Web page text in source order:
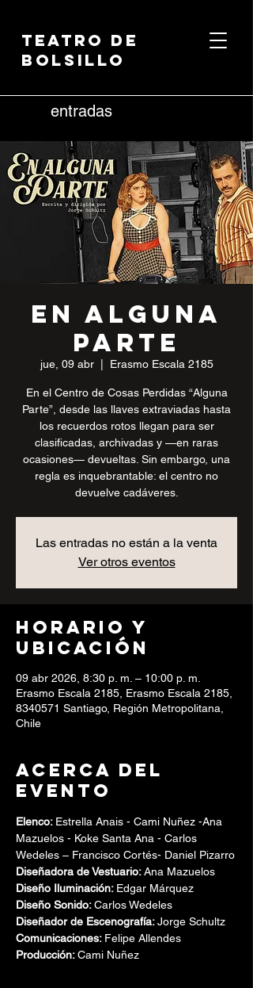
entradas
Teatro de
Bolsillo
En Alguna
Parte
jue, 09 abr
  |
Erasmo Escala 2185
En el Centro de Cosas Perdidas “Alguna
Parte”, desde las llaves extraviadas hasta
los recuerdos rotos llegan para ser
clasificadas, archivadas y —en raras
ocasiones— devueltas. Sin embargo, una
regla es inquebrantable: el centro no
devuelve cadáveres.
Las entradas no están a la venta
Ver otros eventos
Horario y
ubicación
09 abr 2026, 8:30 p. m. – 10:00 p. m.
Erasmo Escala 2185, Erasmo Escala 2185,
8340571 Santiago, Región Metropolitana,
Chile
Acerca del
evento
Elenco: Estrella Anais - Cami Nuñez -Ana
Mazuelos - Koke Santa Ana - Carlos
Wedeles – Francisco Cortés- Daniel Pizarro
Diseñadora de Vestuario: Ana Mazuelos
Diseño Iluminación: Edgar Márquez
Diseño Sonido: Carlos Wedeles
Diseñador de Escenografía: Jorge Schultz
Comunicaciones: Felipe Allendes
Producción: Cami Nuñez